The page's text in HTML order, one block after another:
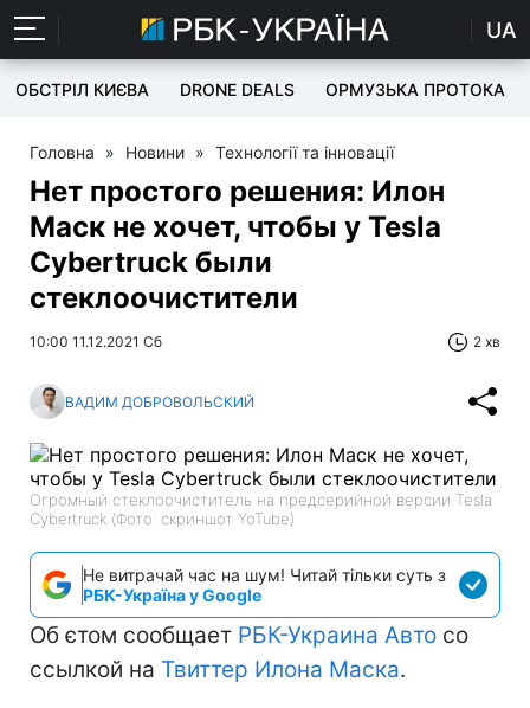
UA
ОБСТРІЛ КИЄВА DRONE DEALS ОРМУЗЬКА ПРОТОКА
Головна » Новини » Технології та інновації
Нет простого решения: Илон
Маск не хочет, чтобы у Tesla
Cybertruck были
стеклоочистители
10:00 11.12.2021 Сб 2 хв
ВАДИМ ДОБРОВОЛЬСКИЙ
Огромный стеклоочиститель на предсерийной версии Tesla
Cybertruck (Фото: скриншот YoTube)
Не витрачай час на шум! Читай тільки суть з
РБК-Україна у Google
Об єтом сообщает РБК-Украина Авто со
ссылкой на Твиттер Илона Маска.